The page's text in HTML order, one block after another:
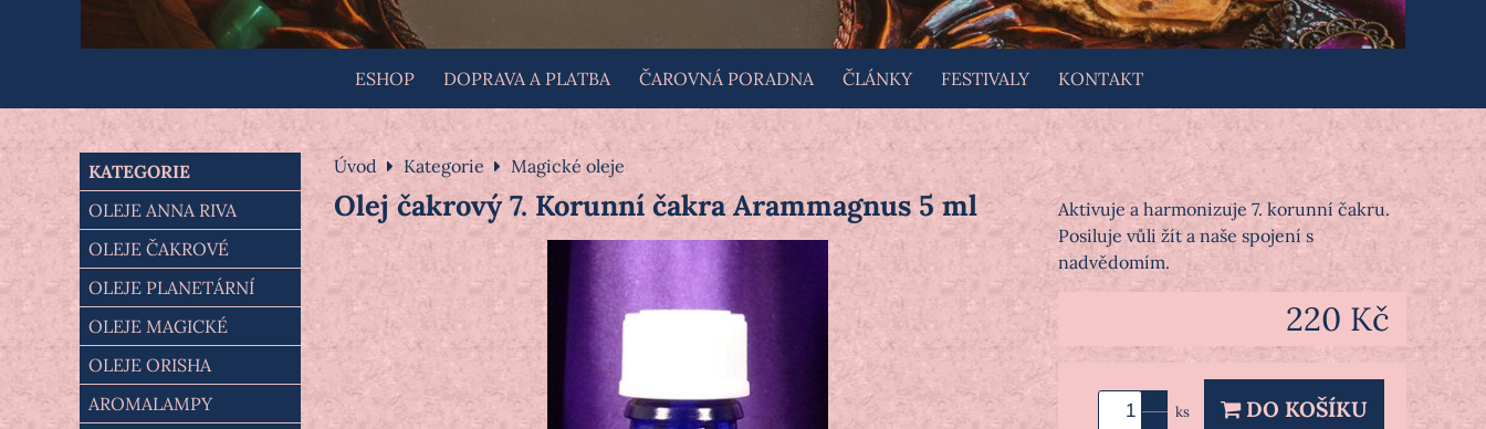
ESHOP DOPRAVA A PLATBA ČAROVNÁ PORADNA ČLÁNKY FESTIVALY KONTAKT
Úvod Kategorie Magické oleje
Olej čakrový 7. Korunní čakra Arammagnus 5 ml
Aktivuje a harmonizuje 7. korunní čakru.
Posiluje vůli žít a naše spojení s
nadvědomím.
220 Kč
ks DO KOŠÍKU
KATEGORIE
OLEJE ANNA RIVA
OLEJE ČAKROVÉ
OLEJE PLANETÁRNÍ
OLEJE MAGICKÉ
OLEJE ORISHA
AROMALAMPY